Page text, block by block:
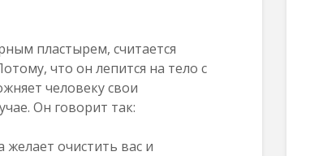
пластырем, считается
что он лепится на тело с
человеку свои
Он говорит так:
желает очистить вас и